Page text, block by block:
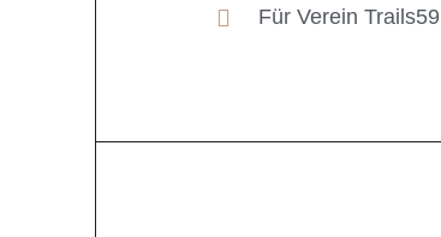
Für Verein Trails59